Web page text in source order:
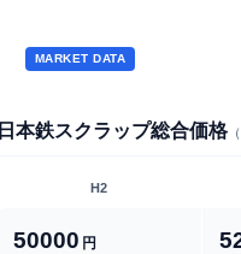
MARKET DATA
日本鉄スクラップ総合価格
H2
50000 円